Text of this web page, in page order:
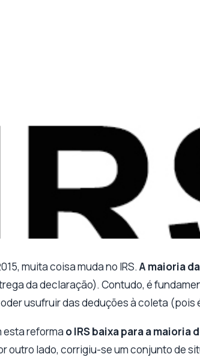
muita coisa muda no IRS. A maioria
da declaração). Contudo, é
usufruir das deduções à coleta
esta reforma o IRS baixa para a maioria
outro lado, corrigiu-se um conjunto de